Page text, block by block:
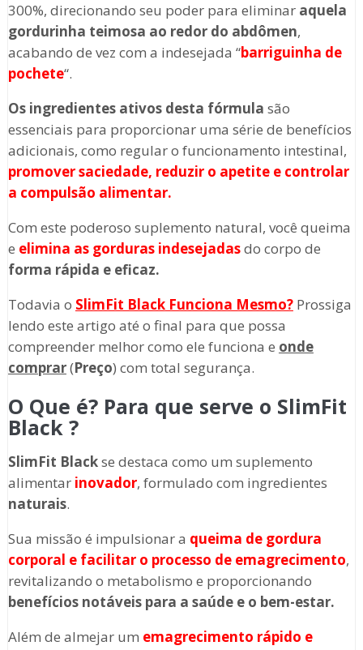
300%, direcionando seu poder para eliminar aquela
gordurinha teimosa ao redor do abdômen,
acabando de vez com a indesejada “barriguinha de
pochete“.
Os ingredientes ativos desta fórmula são
essenciais para proporcionar uma série de benefícios
adicionais, como regular o funcionamento intestinal,
promover saciedade, reduzir o apetite e controlar
a compulsão alimentar.
Com este poderoso suplemento natural, você queima
e elimina as gorduras indesejadasdo corpo de
forma rápida e eficaz.
Todavia o SlimFit BlackFunciona Mesmo?Prossiga
lendo este artigo até o final para que possa
compreender melhor como ele funciona e onde
comprar(Preço) com total segurança.
O Que é? Para que serve o SlimFit
Black ?
SlimFit Blackse destaca como um suplemento
alimentar inovador, formulado com ingredientes
naturais.
Sua missão é impulsionar a queima de gordura
corporal e facilitar o processo de emagrecimento,
revitalizando o metabolismo e proporcionando
benefícios notáveis para a saúde e o bem-estar.
Além de almejar um emagrecimento rápido e